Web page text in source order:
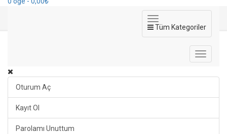
Tüm Kategoriler
Oturum Aç
Kayıt Ol
Parolamı Unuttum